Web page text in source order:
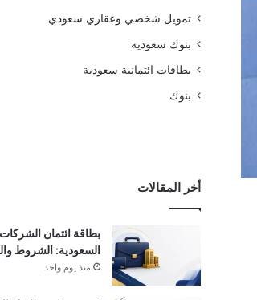
تمويل شخصي وعقاري سعودي
بنوك سعودية
بطاقات ائتمانية سعودية
بنوك
أخر المقالات
بطاقة ائتمان
السعودية: الشروط
منذ يوم واحد